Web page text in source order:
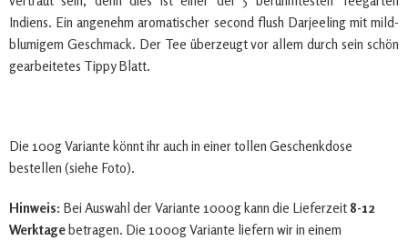
Indiens. Ein angenehm aromatischer second flush Darjeeling mit mild-
blumigem Geschmack. Der Tee überzeugt vor allem durch sein schön
gearbeitetes Tippy Blatt.
Die 100g Variante könnt ihr auch in einer tollen Geschenkdose
bestellen (siehe Foto).
Hinweis: Bei Auswahl der Variante 1000g kann die Lieferzeit 8-12
Werktagebetragen. Die 1000g Variante liefern wir in einem